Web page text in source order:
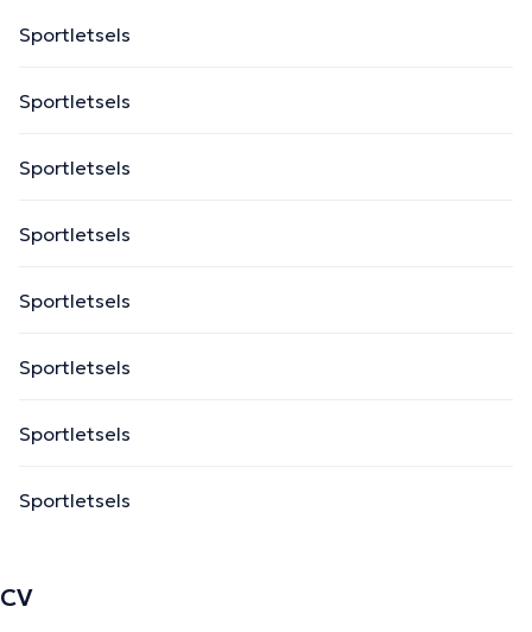
Sportletsels
Sportletsels
Sportletsels
Sportletsels
Sportletsels
Sportletsels
Sportletsels
Sportletsels
CV